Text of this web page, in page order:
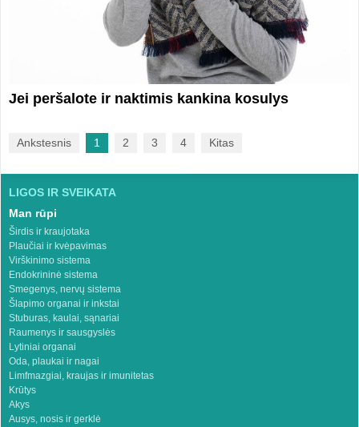
Jei peršalote ir naktimis kankina kosulys
Ankstesnis 1 2 3 4 Kitas
LIGOS IR SVEIKATA
Man rūpi
Širdis ir kraujotaka
Plaučiai ir kvėpavimas
Virškinimo sistema
Endokrininė sistema
Smegenys, nervų sistema
Šlapimo organai ir inkstai
Stuburas, kaulai, sąnariai
Raumenys ir sausgyslės
Lytiniai organai
Oda, plaukai ir nagai
Limfmazgiai, kraujas ir imunitetas
Krūtys
Akys
Ausys, nosis ir gerklė